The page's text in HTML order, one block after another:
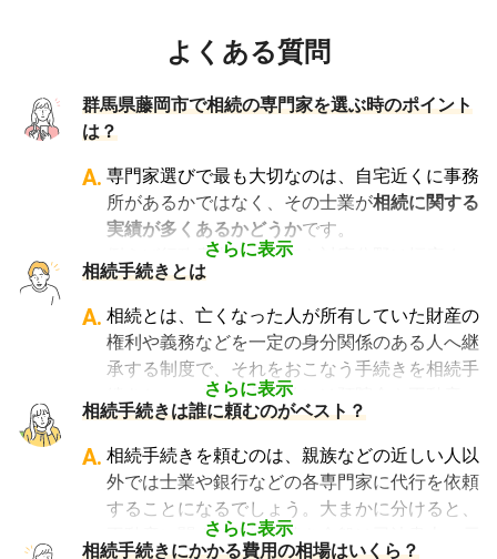
よくある質問
群馬県藤岡市で相続の専門家を選ぶ時のポイント
は？
さらに表示
A. 専門家選びで最も大切なのは、自宅近くに事務
所があるかではなく、その士業が相続に関する
実績が多くあるかどうかです。
例えば行政書士といっても対応分野は幅広く、
法人設立や許認可申請など法人業務を中心に行
っている行政書士に相続手続きの相談をして
も、期待した結果は得られないでしょう。
また税理士であれば、相続は税理士試験の必修
科目でないことから資格試験を取る時に選択し
ていない人にとっては専門外となります。
よって、相続手続きを専門に行っている士業
や、相続手続きの実績が多数ある士業を選ぶこ
とが、スムーズで間違いのない相続手続きのた
めに非常に重要になります。
相続費用見積ガイドでは、相続手続きに強い経
相続手続きとは
さらに表示
A. 相続とは、亡くなった人が所有していた財産の
権利や義務などを一定の身分関係のある人へ継
承する制度で、それをおこなう手続きを相続手
続きといいます。具体的には預貯金や不動産、
借金なども含めた亡くなった人の財産を配偶者
や子どもなどの相続人に引き継ぐ手続きのこと
です。相続手続きが大変と言われるのは、その
複雑さや手続きの多さにあります。加えて役所
や銀行などに出向くことも多いことから時間も
相続手続きは誰に頼むのがベスト？
さらに表示
A. 相続手続きを頼むのは、親族などの近しい人以
外では士業や銀行などの各専門家に代行を依頼
することになるでしょう。大まかに分けると、
不動産に関する相続手続き全般は司法書士、戸
相続手続きにかかる費用の相場はいくら？